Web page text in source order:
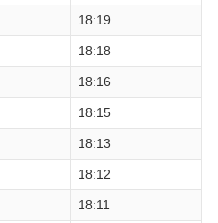
18:19
18:18
18:16
18:15
18:13
18:12
18:11